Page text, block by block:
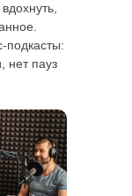
подкасты:
нет пауз